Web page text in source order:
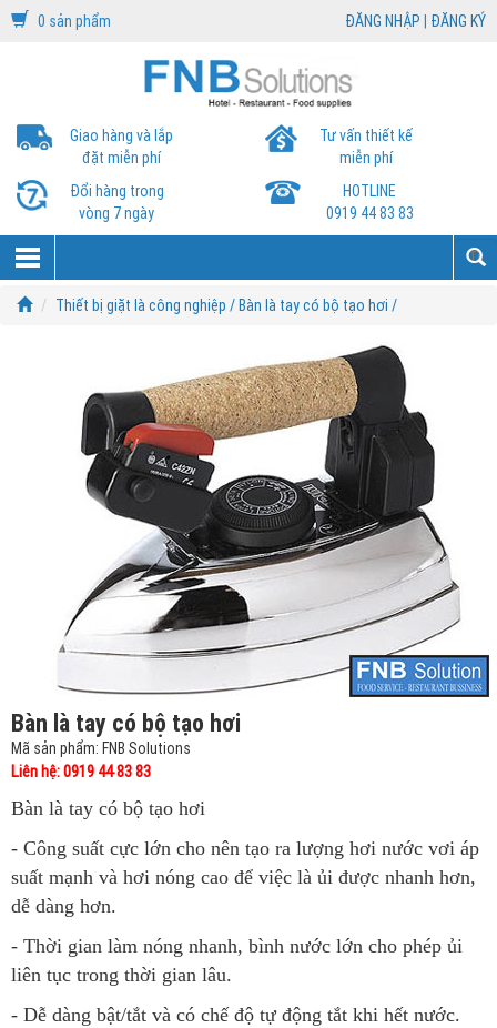
0 sản phẩm ĐĂNG NHẬP | ĐĂNG KÝ
Giao hàng và lắp
đặt miễn phí
Tư vấn thiết kế
miễn phí
Đổi hàng trong
vòng 7 ngày
HOTLINE
0919 44 83 83
Thiết bị giặt là công nghiệp /Bàn là tay có bộ tạo hơi /
Bàn là tay có bộ tạo hơi
Mã sản phẩm: FNB Solutions
Liên hệ: 0919 44 83 83
Bàn là tay có bộ tạo hơi
- Công suất cực lớn cho nên tạo ra lượng hơi nước vơi áp
suất mạnh và hơi nóng cao để việc là ủi được nhanh hơn,
dễ dàng hơn.
- Thời gian làm nóng nhanh, bình nước lớn cho phép ủi
liên tục trong thời gian lâu.
- Dễ dàng bật/tắt và có chế độ tự động tắt khi hết nước.